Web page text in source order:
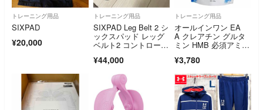
トレーニング用品
SIXPAD
¥20,000
トレーニング用品
SIXPAD Leg Belt 2 シ
ックスパッド レッグ
ベルト2 コントローラ
¥44,000
トレーニング用品
オールインワン EA
A クレアチン グルタ
ミン HMB 必須アミノ
¥3,780